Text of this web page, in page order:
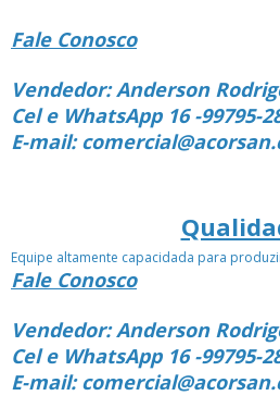
Fale Conosco
Vendedor: Anderson
Cel e WhatsApp 16 -99795-
E-mail:
Equipe altamente capacidada para
Fale Conosco
Vendedor: Anderson
Cel e WhatsApp 16 -99795-
E-mail: